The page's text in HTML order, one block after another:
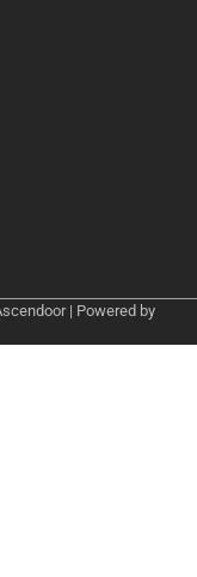
| Powered by